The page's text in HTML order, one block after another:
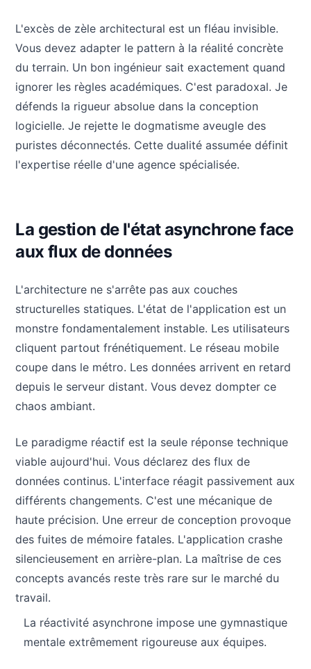
L'excès de zèle architectural est un fléau invisible.
Vous devez adapter le pattern à la réalité concrète
du terrain. Un bon ingénieur sait exactement quand
ignorer les règles académiques. C'est paradoxal. Je
défends la rigueur absolue dans la conception
logicielle. Je rejette le dogmatisme aveugle des
puristes déconnectés. Cette dualité assumée définit
l'expertise réelle d'une agence spécialisée.
La gestion de l'état asynchrone face
aux flux de données
L'architecture ne s'arrête pas aux couches
structurelles statiques. L'état de l'application est un
monstre fondamentalement instable. Les utilisateurs
cliquent partout frénétiquement. Le réseau mobile
coupe dans le métro. Les données arrivent en retard
depuis le serveur distant. Vous devez dompter ce
chaos ambiant.
Le paradigme réactif est la seule réponse technique
viable aujourd'hui. Vous déclarez des flux de
données continus. L'interface réagit passivement aux
différents changements. C'est une mécanique de
haute précision. Une erreur de conception provoque
des fuites de mémoire fatales. L'application crashe
silencieusement en arrière-plan. La maîtrise de ces
concepts avancés reste très rare sur le marché du
travail.
La réactivité asynchrone impose une gymnastique
mentale extrêmement rigoureuse aux équipes.